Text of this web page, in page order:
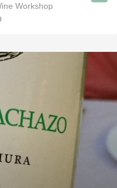
Educator DeVinimus, Wine Workshop